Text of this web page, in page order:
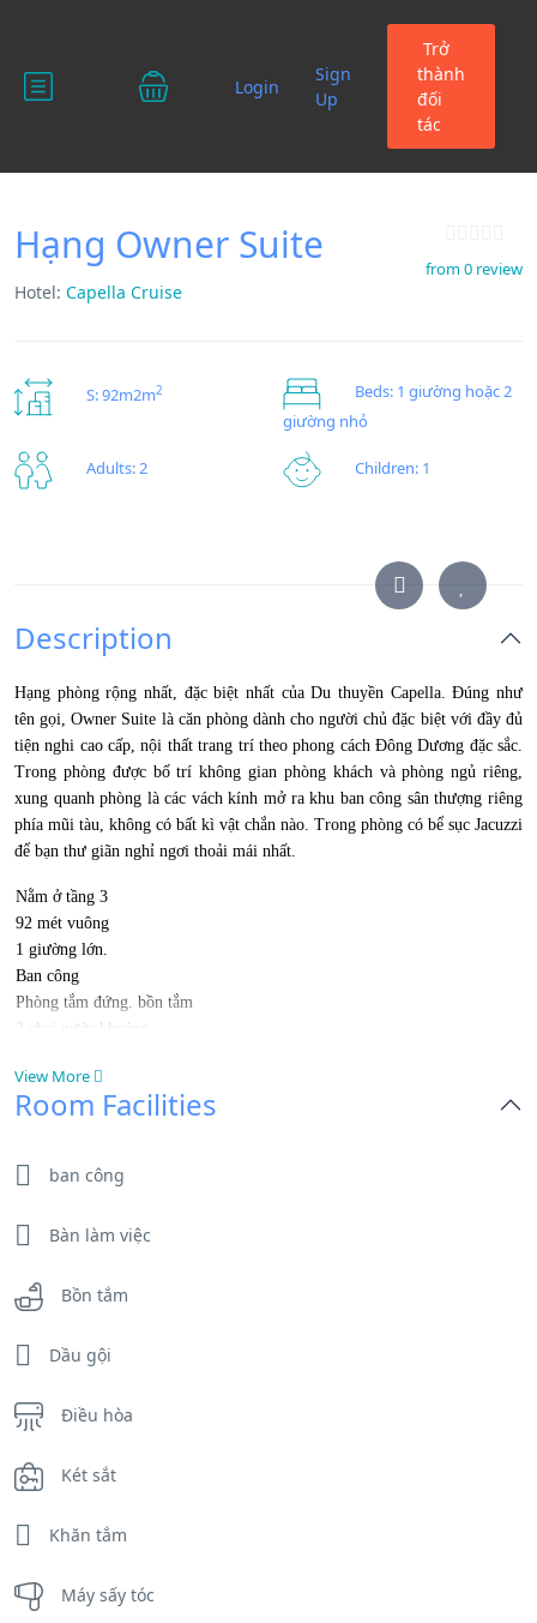
Login
Sign
Up
Trở
thành
đối
tác
Hạng Owner Suite
Hotel: Capella Cruise
from 0 review
S: 92m2m2
Beds: 1 giường hoặc 2
giường nhỏ
Adults: 2 Children: 1
Description
Hạng phòng rộng nhất, đặc biệt nhất của Du thuyền Capella. Đúng như
tên gọi, Owner Suite là căn phòng dành cho người chủ đặc biệt với đầy đủ
tiện nghi cao cấp, nội thất trang trí theo phong cách Đông Dương đặc sắc.
Trong phòng được bố trí không gian phòng khách và phòng ngủ riêng,
xung quanh phòng là các vách kính mở ra khu ban công sân thượng riêng
phía mũi tàu, không có bất kì vật chắn nào. Trong phòng có bể sục Jacuzzi
để bạn thư giãn nghỉ ngơi thoải mái nhất.
Nằm ở tầng 3
92 mét vuông
1 giường lớn.
Ban công
Phòng tắm đứng. bồn tắm
2 chai nước khoáng
View More
Room Facilities
ban công
Bàn làm việc
Bồn tắm
Dầu gội
Điều hòa
Két sắt
Khăn tắm
Máy sấy tóc